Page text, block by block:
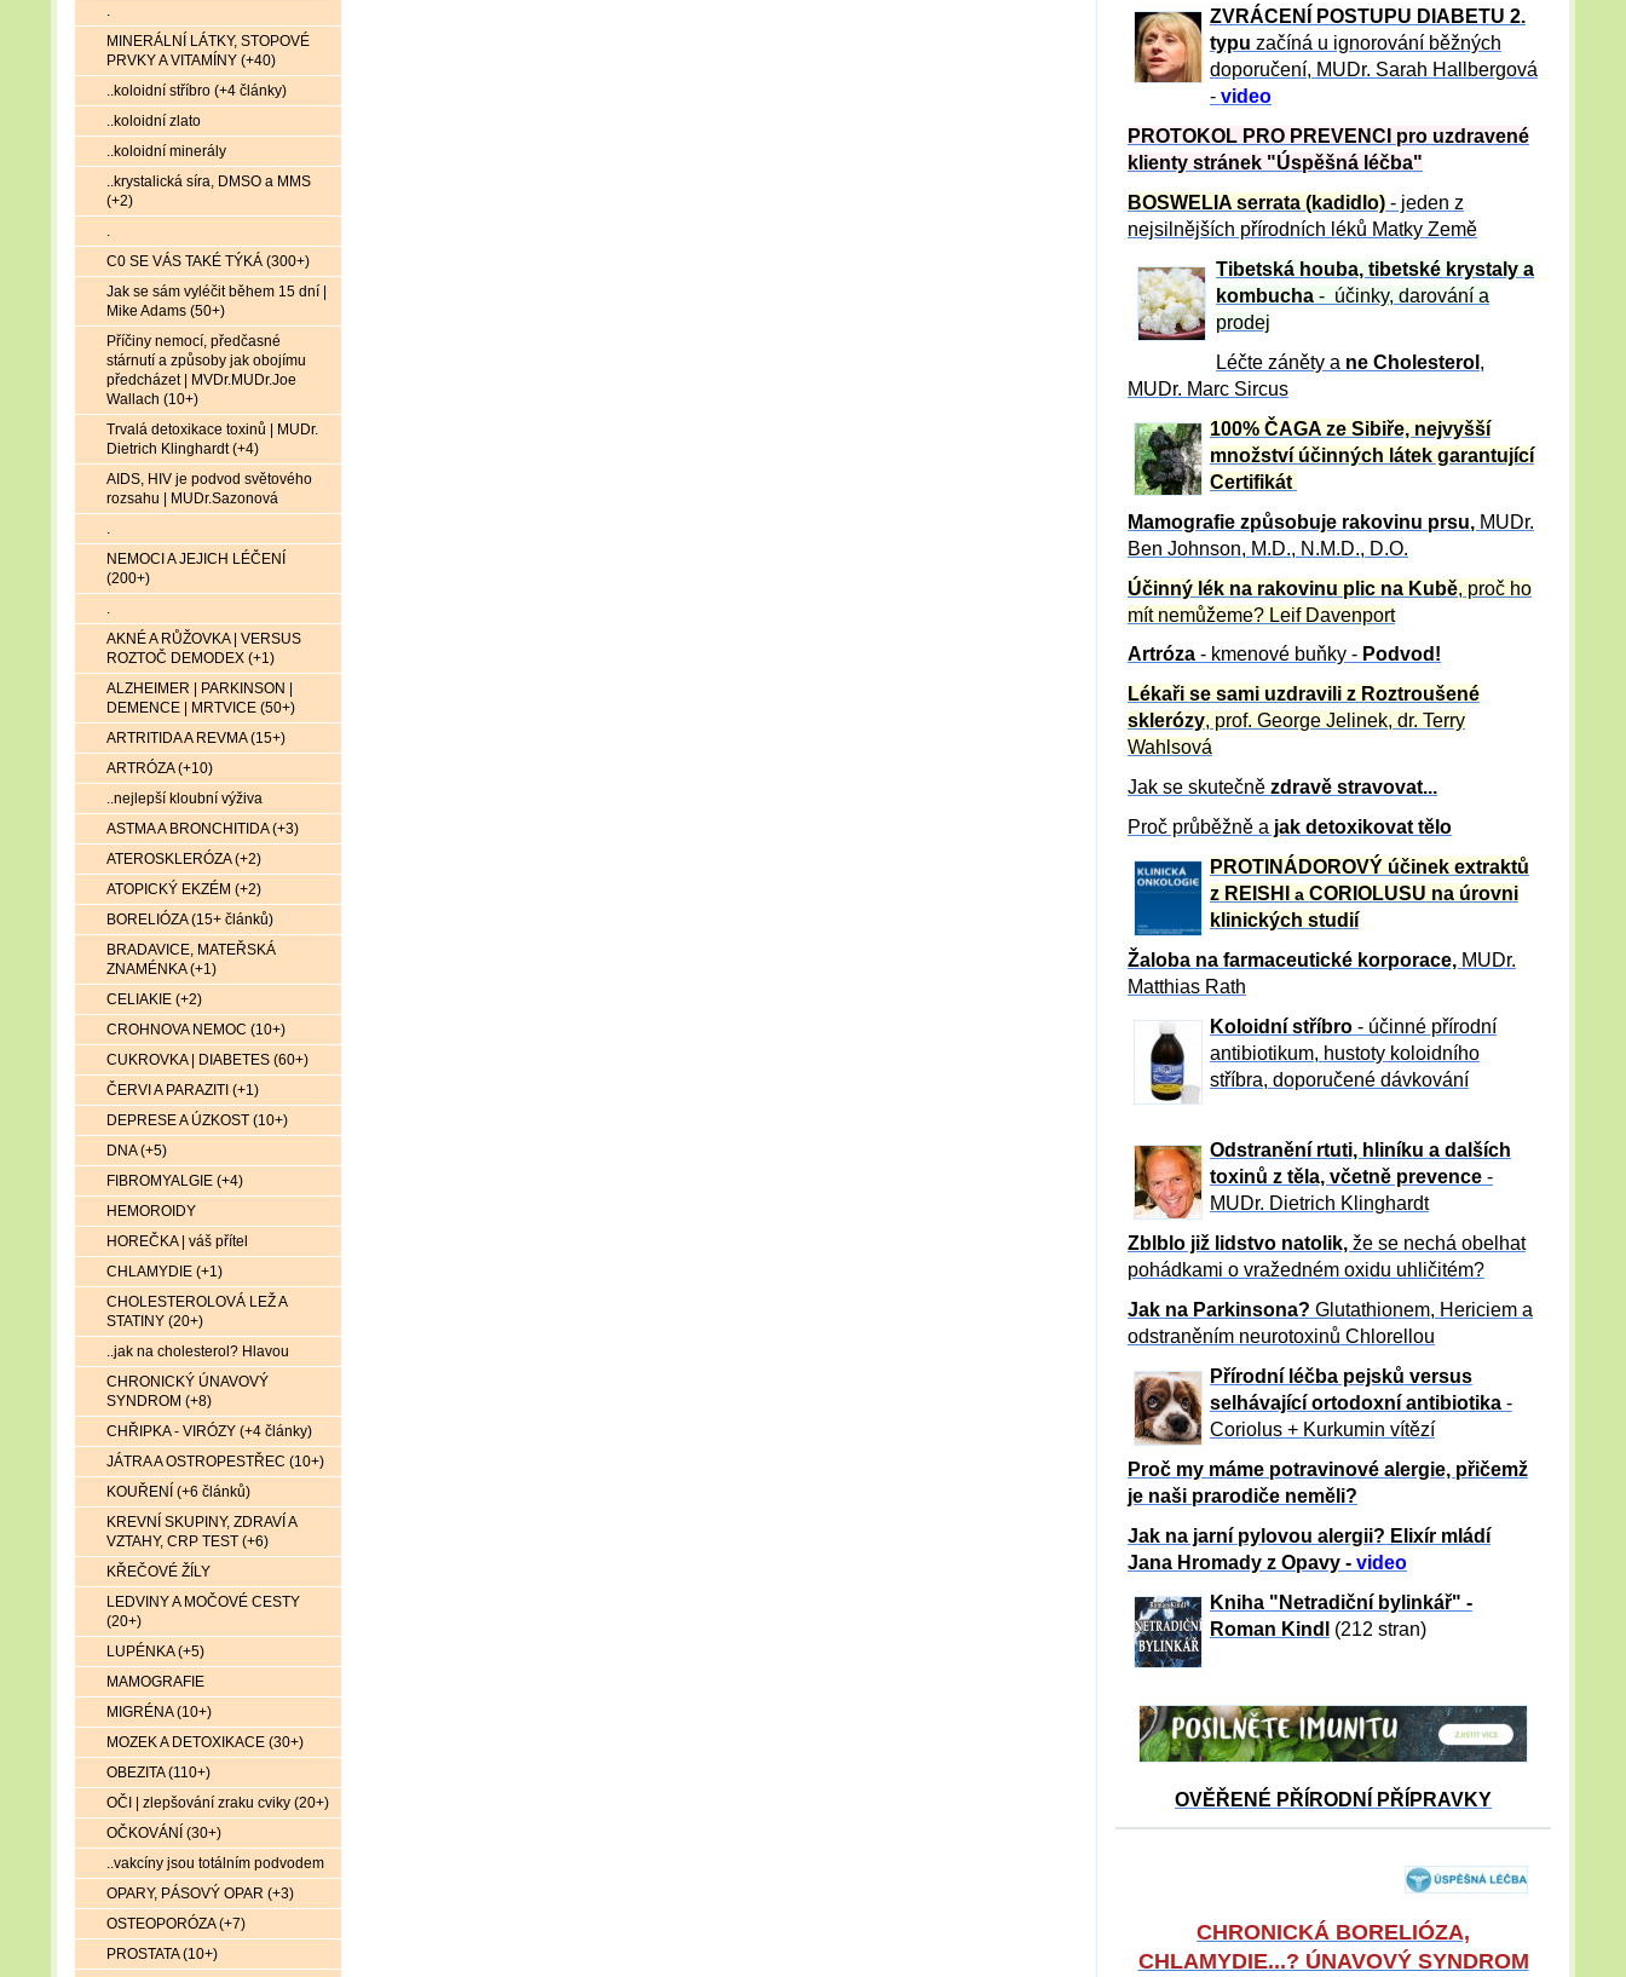
ZVRÁCE NÍ POSTUPU DIABETU 2.
typu začíná u ignorování běžných
doporučení, MUDr. Sarah Hallbergová
- video
PROTOKOL PRO PREVENCI pro uzdravené
klienty stránek "Úspěšná léčba"
BOSWELIA serrata (kadidlo) - jeden z
nejsilnějších přírodních léků Matky Země
Tibetská houba, tibetské krystaly a
kombucha - účinky, darování a
prodej
Léčte záněty a ne Cholesterol ,
MUDr. Marc Sircus
100% ČAGA ze Sibiře, nejvyšší
množství účinných látek garantující
Certifikát
Mamografie způsobuje rakovinu prsu, MUDr.
Ben Johnson, M.D., N.M.D., D.O.
Účinný lék na rakovinu plic na Kubě, proč ho
mít nemůžeme? Leif Davenport
Artróza - kmenové buňky - Podvod!
Lékaři se sami uzdravili z Roztroušené
sklerózy, prof. George Jelinek, dr. Terry
Wahlsová
Jak se skutečně zdravě stravovat...
Proč průběžně a jak detoxikovat tělo
PROTINÁDOROVÝ účinek extraktů
z REISHI a CORIOLUSU na úrovni
klinických studií
Žaloba na farmaceutické korporace, MUDr.
Matthias Rath
Koloidní stříbro- účinné přírodní
antibiotikum, hustoty koloidního
stříbra, doporučené dávkování
Odstranění rtuti, hliníku a dalších
toxinů z těla, včetně prevence -
MUDr. Dietrich Klinghardt
Zblblo již lidstvo natolik, že se nechá obelhat
pohádkami o vražedném oxidu uhličitém?
Jak na Parkinsona? Glutathionem, Hericiem a
odstraněním neurotoxinů Chlorellou
Přírodní léčba pejsků versus
selhávající ortodoxní antibiotika -
Coriolus + Kurkumin vítězí
Proč my máme potravinové alergie, přičemž
je naši prarodiče neměli?
Jak na jarní pylovou alergii? Elixír mládí
Jana Hromady z Opavy - video
Kniha "Netradiční bylinkář" -
Roman Kindl
(212 stran)
OVĚŘENÉ PŘÍRODNÍ PŘÍPRAVKY
CHRONICKÁ BORELIÓZA,
CHLAMYDIE...? ÚNAVOVÝ SYNDROM
.
MINERÁLNÍ LÁTKY, STOPOVÉ
PRVKY A VITAMÍNY (+40)
..koloidní stříbro (+4 články)
..koloidní zlato
..koloidní minerály
..krystalická síra, DMSO a MMS
(+2)
.
C0 SE VÁS TAKÉ TÝKÁ (300+)
Jak se sám vyléčit během 15 dní |
Mike Adams (50+)
Příčiny nemocí, předčasné
stárnutí a způsoby jak obojímu
předcházet | MVDr.MUDr.Joe
Wallach (10+)
Trvalá detoxikace toxinů | MUDr.
Dietrich Klinghardt (+4)
AIDS, HIV je podvod světového
rozsahu | MUDr.Sazonová
.
NEMOCI A JEJICH LÉČENÍ
(200+)
.
AKNÉ A RŮŽOVKA | VERSUS
ROZTOČ DEMODEX (+1)
ALZHEIMER | PARKINSON |
DEMENCE | MRTVICE (50+)
ARTRITIDA A REVMA (15+)
ARTRÓZA (+10)
..nejlepší kloubní výživa
ASTMA A BRONCHITIDA (+3)
ATEROSKLERÓZA (+2)
ATOPICKÝ EKZÉM (+2)
BORELIÓZA (15+ článků)
BRADAVICE, MATEŘSKÁ
ZNAMÉNKA (+1)
CELIAKIE (+2)
CROHNOVA NEMOC (10+)
CUKROVKA | DIABETES (60+)
ČERVI A PARAZITI (+1)
DEPRESE A ÚZKOST (10+)
DNA (+5)
FIBROMYALGIE (+4)
HEMOROIDY
HOREČKA | váš přítel
CHLAMYDIE (+1)
CHOLESTEROLOVÁ LEŽ A
STATINY (20+)
..jak na cholesterol? Hlavou
CHRONICKÝ ÚNAVOVÝ
SYNDROM (+8)
CHŘIPKA - VIRÓZY (+4 články)
JÁTRA A OSTROPESTŘEC (10+)
KOUŘENÍ (+6 článků)
KREVNÍ SKUPINY, ZDRAVÍ A
VZTAHY, CRP TEST (+6)
KŘEČOVÉ ŽÍLY
LEDVINY A MOČOVÉ CESTY
(20+)
LUPÉNKA (+5)
MAMOGRAFIE
MIGRÉNA (10+)
MOZEK A DETOXIKACE (30+)
OBEZITA (110+)
OČI | zlepšování zraku cviky (20+)
OČKOVÁNÍ (30+)
..vakcíny jsou totálním podvodem
OPARY, PÁSOVÝ OPAR (+3)
OSTEOPORÓZA (+7)
PROSTATA (10+)